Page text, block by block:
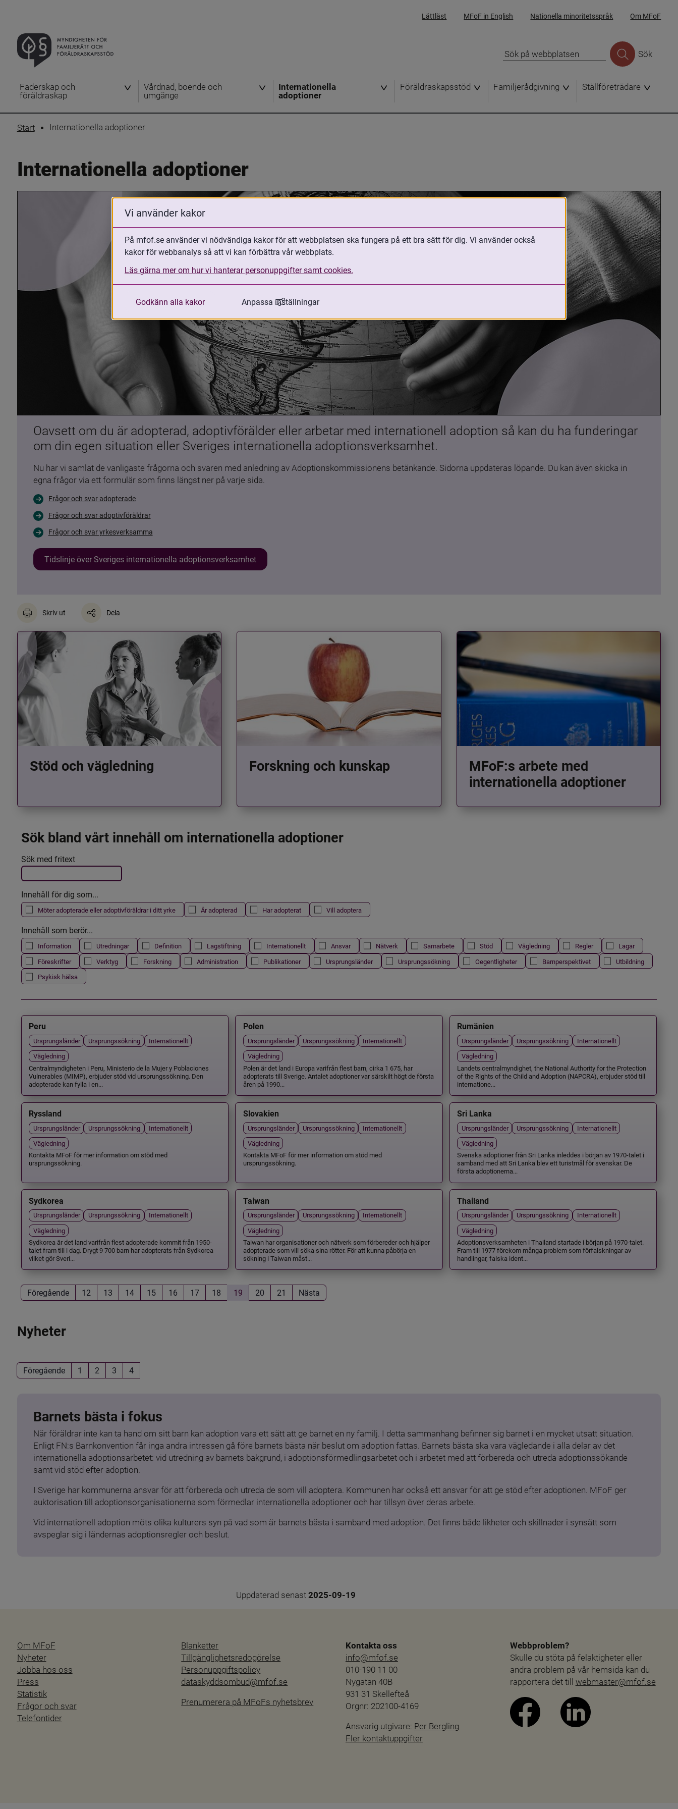
Lättläst MFoF in English Nationella minoritetsspråk Om MFoF
Sök
Faderskap och
föräldraskap
Vårdnad, boende och
umgänge
Internationella
adoptioner
Föräldraskapsstöd Familjerådgivning Ställföreträdare
Start Internationella adoptioner
Internationella adoptioner
Oavsett om du är adopterad, adoptivförälder eller arbetar med internationell adoption så kan du ha funderingar
om din egen situation eller Sveriges internationella adoptionsverksamhet.
Nu har vi samlat de vanligaste frågorna och svaren med anledning av Adoptionskommissionens betänkande. Sidorna uppdateras löpande. Du kan även skicka in
egna frågor via ett formulär som finns längst ner på varje sida.
Frågor och svar adopterade
Frågor och svar adoptivföräldrar
Frågor och svar yrkesverksamma
Tidslinje över Sveriges internationella adoptionsverksamhet
Skriv ut Dela
Stöd och vägledning Forskning och kunskap
MFoF:s arbete med
internationella adoptioner
Sök bland vårt innehåll om internationella adoptioner
Filtrera resultatet
Det här formuläret postas automatiskt
Sök med fritext
Innehåll för dig som...
Möter adopterade eller adoptivföräldrar i ditt yrke Är adopterad Har adopterat Vill adoptera
Innehåll som berör...
Information Utredningar Definition Lagstiftning Internationellt Ansvar Nätverk Samarbete Stöd Vägledning Regler
Lagar
Föreskrifter
Verktyg Forskning Administration Publikationer Ursprungsländer Ursprungssökning Oegentligheter Barnperspektivet
Utbildning
Psykisk hälsa
Peru
Ursprungsländer Ursprungssökning
Internationellt
Vägledning
Centralmyndigheten i Peru, Ministerio de la Mujer y Poblaciones
Vulnerables (MIMP), erbjuder stöd vid ursprungssökning. Den
adopterade kan fylla i en...
Polen
Ursprungsländer Ursprungssökning
Internationellt
Vägledning
Polen är det land i Europa varifrån flest barn, cirka 1 675, har
adopterats till Sverige. Antalet adoptioner var särskilt högt de första
åren på 1990...
Rumänien
Ursprungsländer Ursprungssökning
Internationellt
Vägledning
Landets centralmyndighet, the National Authority for the Protection
of the Rights of the Child and Adoption (NAPCRA), erbjuder stöd till
internatione...
Ryssland
Ursprungsländer Ursprungssökning
Internationellt
Vägledning
Kontakta MFoF för mer information om stöd med
ursprungssökning.
Slovakien
Ursprungsländer Ursprungssökning
Internationellt
Vägledning
Kontakta MFoF för mer information om stöd med
ursprungssökning.
Sri Lanka
Ursprungsländer Ursprungssökning
Internationellt
Vägledning
Svenska adoptioner från Sri Lanka inleddes i början av 1970-talet i
samband med att Sri Lanka blev ett turistmål för svenskar. De
första adoptionerna...
Sydkorea
Ursprungsländer Ursprungssökning
Internationellt
Vägledning
Sydkorea är det land varifrån flest adopterade kommit från 1950-
talet fram till i dag. Drygt 9 700 barn har adopterats från Sydkorea
vilket gör Sveri...
Taiwan
Ursprungsländer Ursprungssökning
Internationellt
Vägledning
Taiwan har organisationer och nätverk som förbereder och hjälper
adopterade som vill söka sina rötter. För att kunna påbörja en
sökning i Taiwan måst...
Thailand
Ursprungsländer Ursprungssökning
Internationellt
Vägledning
Adoptionsverksamheten i Thailand startade i början på 1970-talet.
Fram till 1977 förekom många problem som förfalskningar av
handlingar, falska ident...
Föregående 12 13 14 15 16 17 18 19 20 21 Nästa
Nyheter
Föregående 1 2 3 4
Barnets bästa i fokus
När föräldrar inte kan ta hand om sitt barn kan adoption vara ett sätt att ge barnet en ny familj. I detta sammanhang befinner sig barnet i en mycket utsatt situation.
Enligt FN:s Barnkonvention får inga andra intressen gå före barnets bästa när beslut om adoption fattas. Barnets bästa ska vara vägledande i alla delar av det
internationella adoptionsarbetet: vid utredning av barnets bakgrund, i adoptionsförmedlingsarbetet och i arbetet med att förbereda och utreda adoptionssökande
samt vid stöd efter adoption.
I Sverige har kommunerna ansvar för att förbereda och utreda de som vill adoptera. Kommunen har också ett ansvar för att ge stöd efter adoptionen. MFoF ger
auktorisation till adoptionsorganisationerna som förmedlar internationella adoptioner och har tillsyn över deras arbete.
Vid internationell adoption möts olika kulturers syn på vad som är barnets bästa i samband med adoption. Det finns både likheter och skillnader i synsätt som
avspeglar sig i ländernas adoptionsregler och beslut.
Uppdaterad senast 2025-09-19
Om MFoF
Nyheter
Jobba hos oss
Press
Statistik
Frågor och svar
Telefontider
Blanketter
Tillgänglighetsredogörelse
Personuppgiftspolicy
dataskyddsombud@mfof.se
Prenumerera på MFoFs nyhetsbrev
Kontakta oss
info@mfof.se
010-190 11 00
Nygatan 40B
931 31 Skellefteå
Orgnr: 202100-4169
Ansvarig utgivare: Per Bergling
Fler kontaktuppgifter
Webbproblem?
Skulle du stöta på felaktigheter eller
andra problem på vår hemsida kan du
rapportera det till webmaster@mfof.se
Vi använder kakor
På mfof.se använder vi nödvändiga kakor för att webbplatsen ska fungera på ett bra sätt för dig. Vi använder också
kakor för webbanalys så att vi kan förbättra vår webbplats.
Läs gärna mer om hur vi hanterar personuppgifter samt cookies.
Godkänn alla kakor Anpassa inställningar